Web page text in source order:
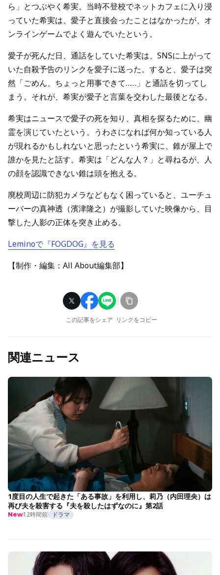
ら」とつぶやく希実。当時不登校でネットカフェに入り浸
っていた希実は、愛子と直接会ったことはなかったが、オ
ンラインゲームでよく遊んでいたという。
愛子が死んだ日、通話をしていた希実は、SNSに上がって
いた自殺予告のリンクを愛子に送った。すると、愛子は突
然「ごめん、ちょっと用事できて……」と通話を切ってし
まう。それが、希実が愛子と言葉を交わした最後となる。
希実はニュースで愛子の死を知り、真相を探るために、幽
霊を演じていたという。うわさになれば何か知っている人
が現れるかもしれないと思ったという希実に、錐が屋上で
誰かを見たと話す。希実は「どんな人？」と尋ねるが、人
の顔を認識できない錐は頭を抱える。
廃校周辺に防犯カメラなどもなく困っていると、ユーチュ
ーバーの真神透（濱津隆之）が撮影していた映像から、目
撃した人影の正体を突き止める。
Leminoで『FOGDOG』を見る
【制作・編集：All About編集部】
この記事をシェア リンクをコピー
関連ニュース
1度目の人生で起きた「ある事故」を利用し、莉乃（内田理央）は
再び夫を殺害する『夫を殺したはずなのに』第2話
New12時間前 ドラマ